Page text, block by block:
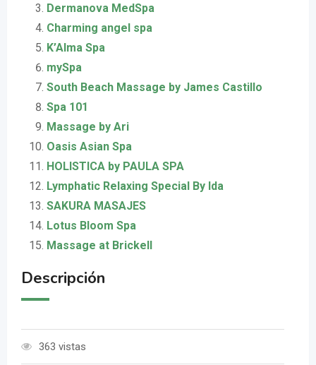
Dermanova MedSpa
Charming angel spa
K’Alma Spa
mySpa
South Beach Massage by James Castillo
Spa 101
Massage by Ari
Oasis Asian Spa
HOLISTICA by PAULA SPA
Lymphatic Relaxing Special By Ida
SAKURA MASAJES
Lotus Bloom Spa
Massage at Brickell
Descripción
363 vistas